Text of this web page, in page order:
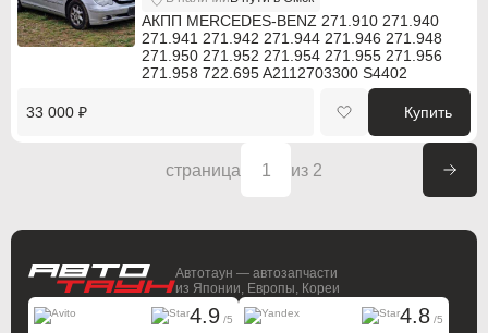
АКПП MERCEDES-BENZ 271.910 271.940
271.941 271.942 271.944 271.946 271.948
271.950 271.952 271.954 271.955 271.956
271.958 722.695 A2112703300 S4402
33 000 ₽ Купить
страница 1 из 2
Автотаун — автозапчасти
из Японии, Европы, Кореи
4.9 /5 4.8 /5
Ram
Ravon
Saturn
Seat
Skoda
Ram
Ravon
Saturn
Seat
Skoda